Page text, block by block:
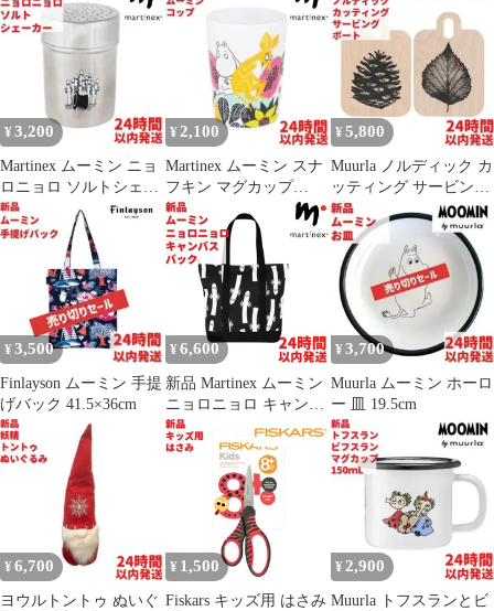
¥ 3,200
Martinex ムーミン ニョ
ロニョロ ソルトシェー
カー 6×9×6cm
¥ 2,100
Martinex ムーミン スナ
フキン マグカップ
2.25dL(225mL)
¥ 5,800
Muurla ノルディック カ
ッティング サービング
ボード 21×31cm
¥ 3,500
Finlayson ムーミン 手提
げバック 41.5×36cm
¥ 6,600
新品 Martinex ムーミン
ニョロニョロ キャンバ
スバック 47cm
¥ 3,700
Muurla ムーミン ホーロ
ー 皿 19.5cm
¥ 6,700
ヨウルトントゥ ぬいぐ
¥ 1,500
Fiskars キッズ用 はさみ
¥ 2,900
Muurla トフスランとビ